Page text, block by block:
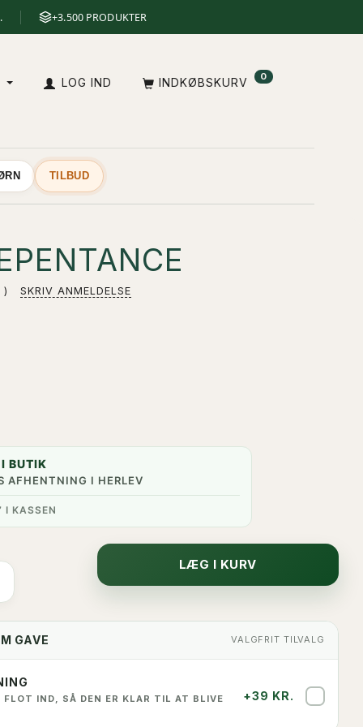
+3.500 PRODUKTER
LOG IND INDKØBSKURV 0
TILBUD
SKRIV ANMELDELSE
BUTIK
AFHENTNING I HERLEV
I KASSEN
LÆG I KURV
GAVE VALGFRIT TILVALG
FLOT IND, SÅ DEN ER KLAR TIL AT BLIVE +39 KR.